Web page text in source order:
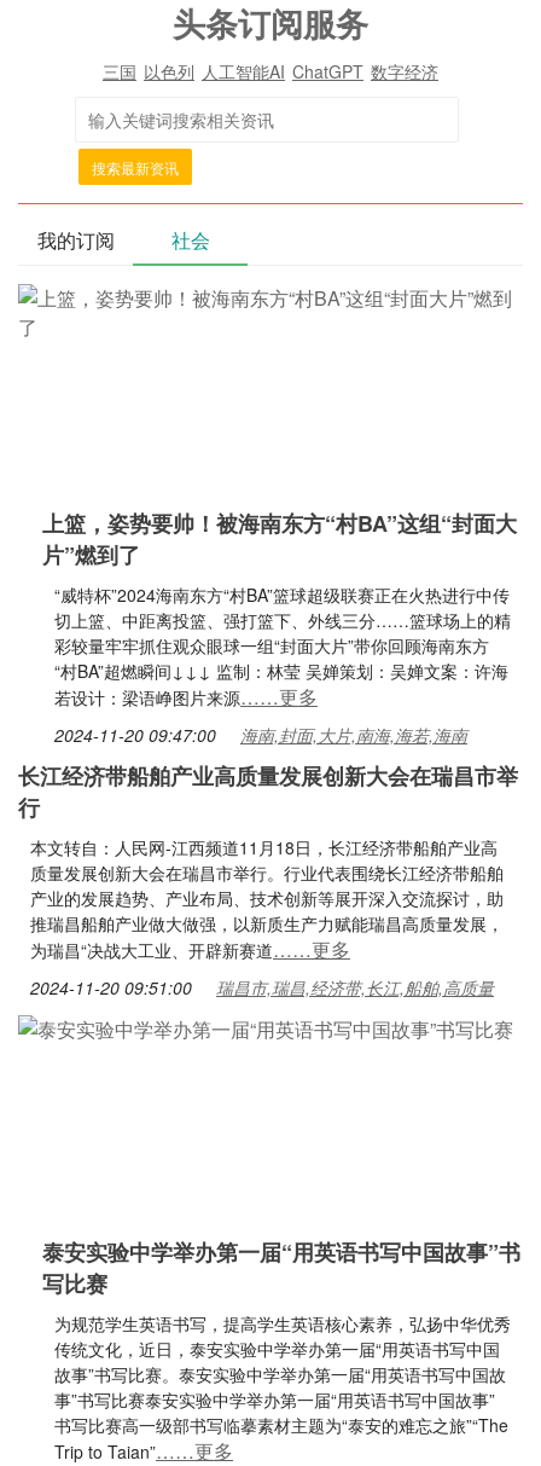
头条订阅服务
三国 以色列 人工智能AI ChatGPT 数字经济
搜索最新资讯
我的订阅 社会
上篮，姿势要帅！被海南东方“村BA”这组“封面大
片”燃到了
“威特杯”2024海南东方“村BA”篮球超级联赛正在火热进行中传
切上篮、中距离投篮、强打篮下、外线三分……篮球场上的精
彩较量牢牢抓住观众眼球一组“封面大片”带你回顾海南东方
“村BA”超燃瞬间↓↓↓ 监制：林莹 吴婵策划：吴婵文案：许海
若设计：梁语峥图片来源……更多
2024-11-20 09:47:00 海南,封面,大片,南海,海若,海南
长江经济带船舶产业高质量发展创新大会在瑞昌市举
行
本文转自：人民网-江西频道11月18日，长江经济带船舶产业高
质量发展创新大会在瑞昌市举行。行业代表围绕长江经济带船舶
产业的发展趋势、产业布局、技术创新等展开深入交流探讨，助
推瑞昌船舶产业做大做强，以新质生产力赋能瑞昌高质量发展，
为瑞昌“决战大工业、开辟新赛道……更多
2024-11-20 09:51:00 瑞昌市,瑞昌,经济带,长江,船舶,高质量
泰安实验中学举办第一届“用英语书写中国故事”书
写比赛
为规范学生英语书写，提高学生英语核心素养，弘扬中华优秀
传统文化，近日，泰安实验中学举办第一届“用英语书写中国
故事”书写比赛。泰安实验中学举办第一届“用英语书写中国故
事”书写比赛泰安实验中学举办第一届“用英语书写中国故事”
书写比赛高一级部书写临摹素材主题为“泰安的难忘之旅”“The
Trip to Taian”……更多